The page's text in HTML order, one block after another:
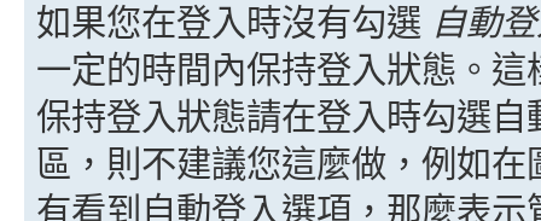
如果您在登入時沒有勾選 自動
一定的時間內保持登入狀態。
保持登入狀態請在登入時勾選
區，則不建議您這麼做，例如
有看到自動登入選項，那麼表